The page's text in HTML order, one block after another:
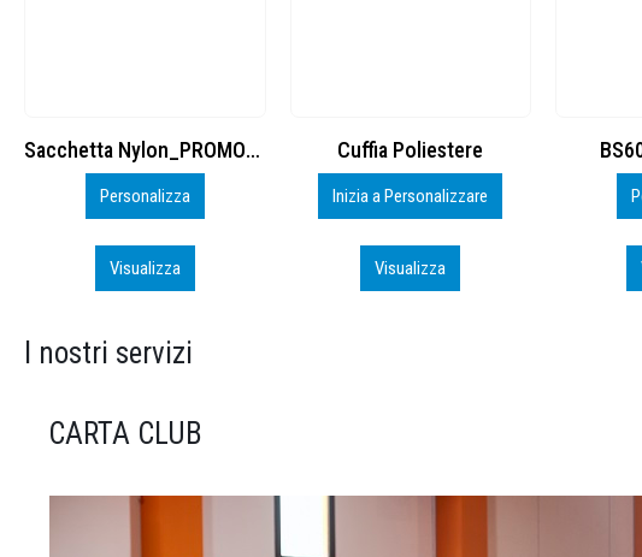
Cuffia Poliestere
Inizia a Personalizzare
Visualizza
BS600 – 5139960
Personalizza
Visualizza
I nostri servizi
CARTA CLUB